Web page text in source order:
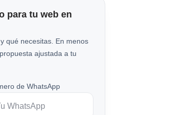
para tu web en
qué necesitas. En menos
ajustada a tu
de WhatsApp